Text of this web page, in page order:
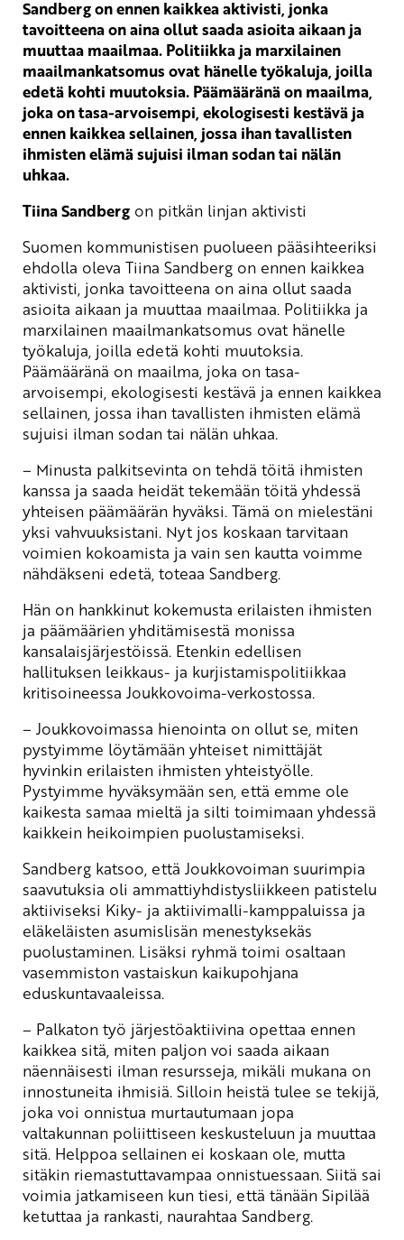
Sandberg on ennen kaikkea aktivisti, jonka
tavoitteena on aina ollut saada asioita aikaan ja
muuttaa maailmaa. Politiikka ja marxilainen
maailmankatsomus ovat hänelle työkaluja, joilla
edetä kohti muutoksia. Päämääränä on maailma,
joka on tasa-arvoisempi, ekologisesti kestävä ja
ennen kaikkea sellainen, jossa ihan tavallisten
ihmisten elämä sujuisi ilman sodan tai nälän
uhkaa.
Tiina Sandberg on pitkän linjan aktivisti
Suomen kommunistisen puolueen pääsihteeriksi
ehdolla oleva Tiina Sandberg on ennen kaikkea
aktivisti, jonka tavoitteena on aina ollut saada
asioita aikaan ja muuttaa maailmaa. Politiikka ja
marxilainen maailmankatsomus ovat hänelle
työkaluja, joilla edetä kohti muutoksia.
Päämääränä on maailma, joka on tasa-
arvoisempi, ekologisesti kestävä ja ennen kaikkea
sellainen, jossa ihan tavallisten ihmisten elämä
sujuisi ilman sodan tai nälän uhkaa.
– Minusta palkitsevinta on tehdä töitä ihmisten
kanssa ja saada heidät tekemään töitä yhdessä
yhteisen päämäärän hyväksi. Tämä on mielestäni
yksi vahvuuksistani. Nyt jos koskaan tarvitaan
voimien kokoamista ja vain sen kautta voimme
nähdäkseni edetä, toteaa Sandberg.
Hän on hankkinut kokemusta erilaisten ihmisten
ja päämäärien yhditämisestä monissa
kansalaisjärjestöissä. Etenkin edellisen
hallituksen leikkaus- ja kurjistamispolitiikkaa
kritisoineessa Joukkovoima-verkostossa.
– Joukkovoimassa hienointa on ollut se, miten
pystyimme löytämään yhteiset nimittäjät
hyvinkin erilaisten ihmisten yhteistyölle.
Pystyimme hyväksymään sen, että emme ole
kaikesta samaa mieltä ja silti toimimaan yhdessä
kaikkein heikoimpien puolustamiseksi.
Sandberg katsoo, että Joukkovoiman suurimpia
saavutuksia oli ammattiyhdistysliikkeen patistelu
aktiiviseksi Kiky- ja aktiivimalli-kamppaluissa ja
eläkeläisten asumislisän menestyksekäs
puolustaminen. Lisäksi ryhmä toimi osaltaan
vasemmiston vastaiskun kaikupohjana
eduskuntavaaleissa.
– Palkaton työ järjestöaktiivina opettaa ennen
kaikkea sitä, miten paljon voi saada aikaan
näennäisesti ilman resursseja, mikäli mukana on
innostuneita ihmisiä. Silloin heistä tulee se tekijä,
joka voi onnistua murtautumaan jopa
valtakunnan poliittiseen keskusteluun ja muuttaa
sitä. Helppoa sellainen ei koskaan ole, mutta
sitäkin riemastuttavampaa onnistuessaan. Siitä sai
voimia jatkamiseen kun tiesi, että tänään Sipilää
ketuttaa ja rankasti, naurahtaa Sandberg.